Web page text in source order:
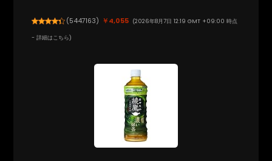
(5447163) ￥4,055 (2026年8月7日 12:19 GMT +09:00 時点
-詳細はこちら)